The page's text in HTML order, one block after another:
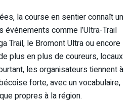
la course en sentier connaît un
événements comme l’Ultra-Trail
Trail, le Bromont Ultra ou encore
plus en plus de coureurs, locaux
les organisateurs tiennent à
forte, avec un vocabulaire,
propres à la région.